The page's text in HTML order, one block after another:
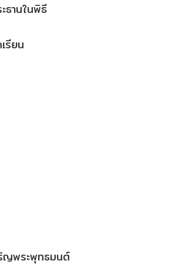
ธานในพิธี
รียน
ญพระพุทธมนต์